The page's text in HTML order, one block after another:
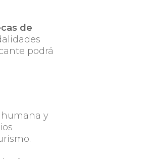
de
podrá
humana y